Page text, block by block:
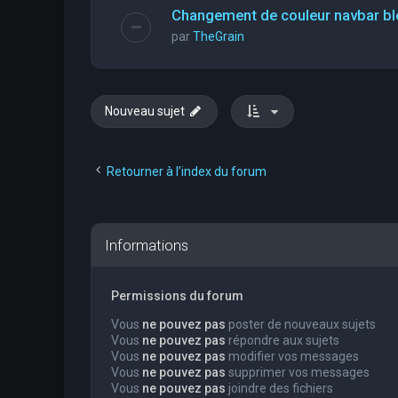
Changement de couleur navbar
parTheGrain
Nouveau sujet
Retourner à l’index du forum
Informations
Permissions du forum
Vous ne pouvez pas poster de nouveaux sujets
Vous ne pouvez pas répondre aux sujets
Vous ne pouvez pas modifier vos messages
Vous ne pouvez pas supprimer vos messages
Vous ne pouvez pas joindre des fichiers